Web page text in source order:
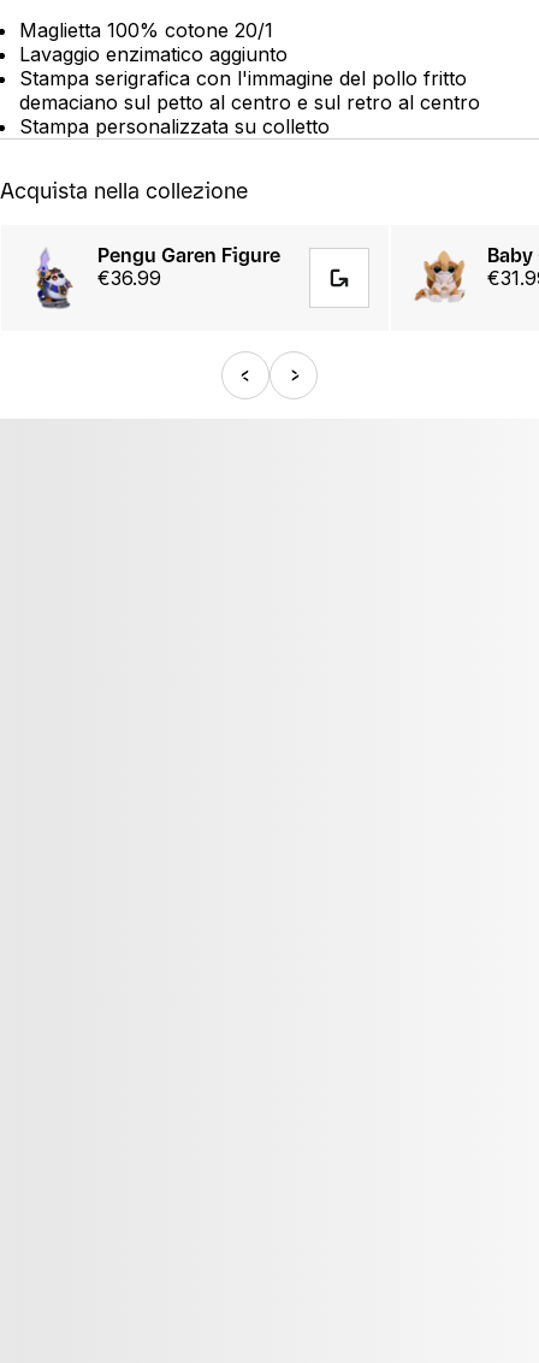
Maglietta 100% cotone 20/1
Lavaggio enzimatico aggiunto
Stampa serigrafica con l'immagine del pollo fritto
demaciano sul petto al centro e sul retro al centro
Stampa personalizzata su colletto
Acquista nella collezione
Pengu Garen Figure
€36.99
Baby